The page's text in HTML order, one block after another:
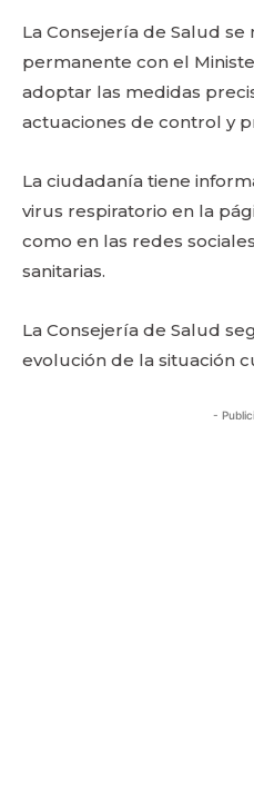
La Consejería de Salud
permanente con el
adoptar las medidas
actuaciones de control y
La ciudadanía tiene
virus respiratorio en la
como en las redes
sanitarias.
La Consejería de Salud
evolución de la situación
-